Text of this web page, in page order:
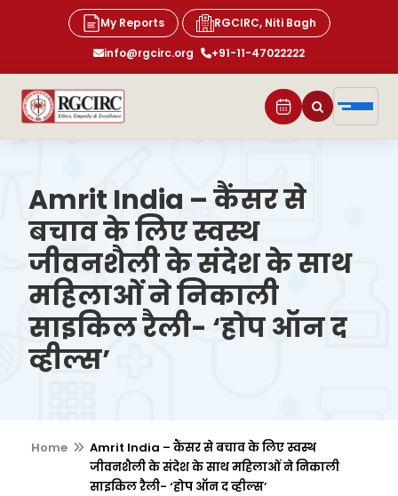
My Reports
RGCIRC, Niti Bagh
info@rgcirc.org
+91-11-47022222
Amrit India – कैंसर से
बचाव के लिए स्वस्थ
जीवनशैली के संदेश के साथ
महिलाओं ने निकाली
साइकिल रैली- ‘होप ऑन द
व्हील्स’
Home
Amrit India – कैंसर से बचाव के लिए स्वस्थ
जीवनशैली के संदेश के साथ महिलाओं ने निकाली
साइकिल रैली- ‘होप ऑन द व्हील्स’